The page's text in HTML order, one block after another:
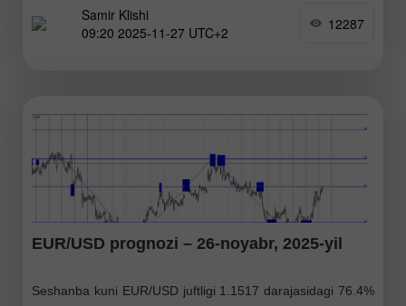
mustahkamlandi. Shunday qilib, bugun
Samir Klishi
09:20 2025-11-27 UTC+2
12287
EUR/USD prognozi – 26-noyabr, 2025-yil
Seshanba kuni EUR/USD juftligi 1.1517 darajasidagi 76.4%